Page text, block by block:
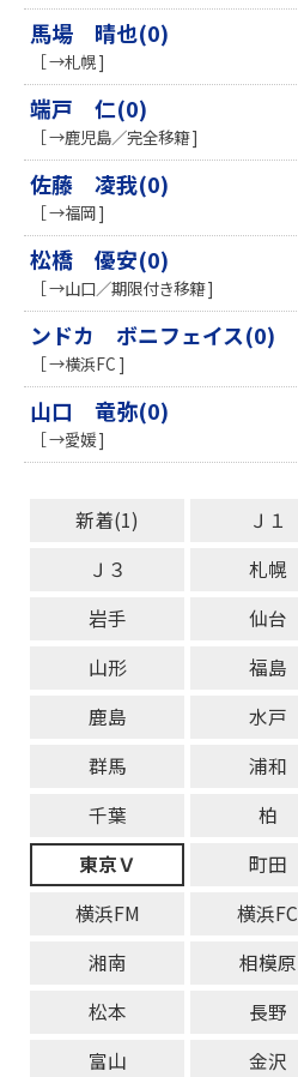
馬場 晴也(0)
［ →札幌 ]
端戸 仁(0)
［ →鹿児島／完全移籍 ]
佐藤 凌我(0)
［ →福岡 ]
松橋 優安(0)
［ →山口／期限付き移籍 ]
ンドカ ボニフェイス(0)
［ →横浜FC ]
山口 竜弥(0)
［ →愛媛 ]
新着(1) Ｊ１
Ｊ３
札幌
岩手
仙台
山形
福島
鹿島
水戸
群馬
浦和
千葉
柏
東京Ｖ
町田
横浜FM
横浜FC
湘南
相模原
松本
長野
富山
金沢